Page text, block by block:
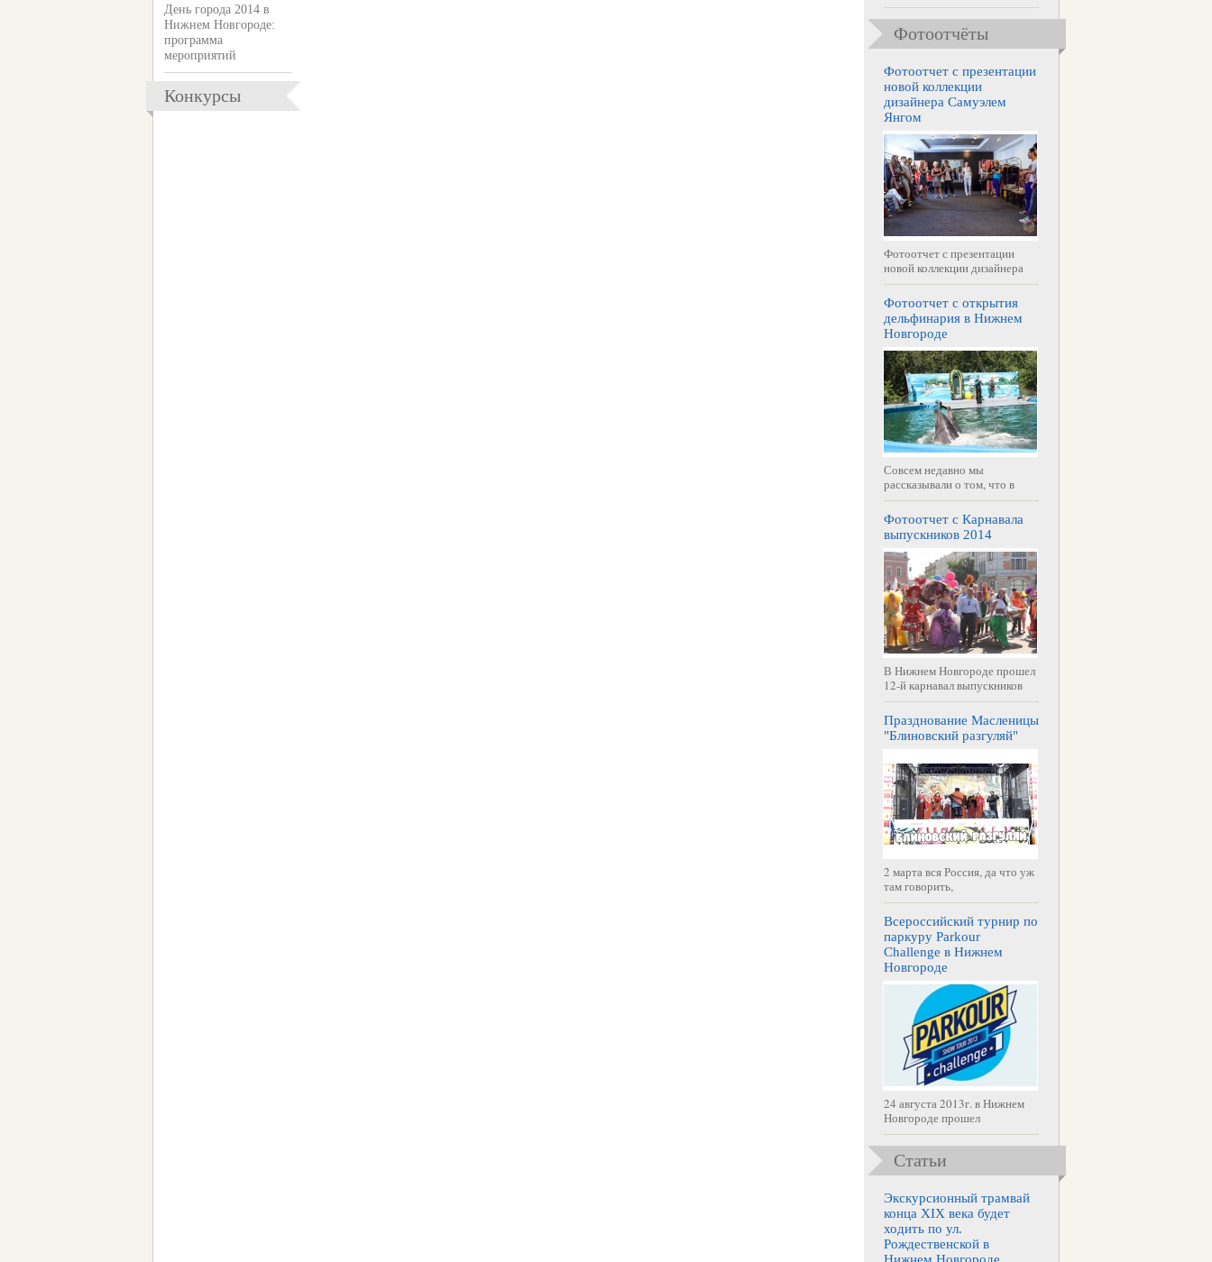
День города 2014 в
Нижнем Новгороде:
программа
мероприятий
Конкурсы
Фотоотчёты
Фотоотчет с презентации
новой коллекции
дизайнера Самуэлем
Янгом
Фотоотчет с презентации
новой коллекции дизайнера
Фотоотчет с открытия
дельфинария в Нижнем
Новгороде
Совсем недавно мы
рассказывали о том, что в
Фотоотчет с Карнавала
выпускников 2014
В Нижнем Новгороде прошел
12-й карнавал выпускников
Празднование Масленицы
"Блиновский разгуляй"
2 марта вся Россия, да что уж
там говорить,
Всероссийский турнир по
паркуру Parkour
Challenge в Нижнем
Новгороде
24 августа 2013г. в Нижнем
Новгороде прошел
Статьи
Экскурсионный трамвай
конца XIX века будет
ходить по ул.
Рождественской в